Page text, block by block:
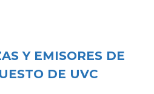
Y EMISORES DE
DE UVC